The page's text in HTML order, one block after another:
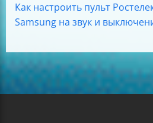
Как настроить пульт
Samsung на звук и